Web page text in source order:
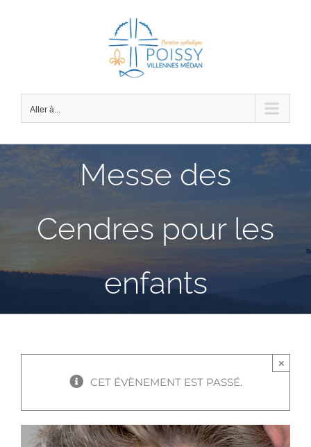
Aller à...
Messe des
Cendres pour les
enfants
CET ÉVÈNEMENT EST PASSÉ.
×